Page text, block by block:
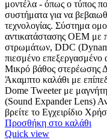
μοντέλα - όπως ο τύπος
συστήματα για να
τεχνολογίας. Σύστημα
αντικατάστασης OEM
στρωμάτων, DDC
πιεσμένο
Μικρό βάθος στερέωσης
Άκαμπτο καλάθι με
Dome Tweeter με
(Sound Expander Lens)
βρείτε το Εγχειρίδιο
Προσθήκη στο καλάθι
Quick view